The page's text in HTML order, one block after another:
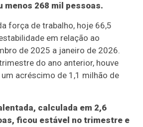
menos 268 mil pessoas.
força de trabalho, hoje 66,5
em relação ao
de 2025 a janeiro de 2026.
do ano anterior, houve
um acréscimo de 1,1 milhão de
calculada em 2,6
ficou estável no trimestre e